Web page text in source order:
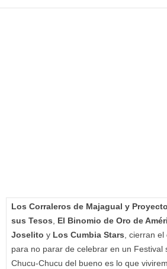
Los Corraleros de Majagual y
sus Tesos, El Binomio de Oro de
Joselito y Los Cumbia Stars, cierran el
para no parar de celebrar en un Festival
Chucu-Chucu del bueno es lo que